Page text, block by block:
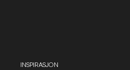
INSPIRASJON